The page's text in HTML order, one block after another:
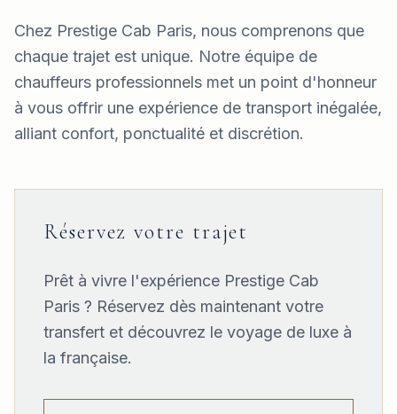
Chez Prestige Cab Paris, nous comprenons que
chaque trajet est unique. Notre équipe de
chauffeurs professionnels met un point d'honneur
à vous offrir une expérience de transport inégalée,
alliant confort, ponctualité et discrétion.
Réservez votre trajet
Prêt à vivre l'expérience Prestige Cab
Paris ? Réservez dès maintenant votre
transfert et découvrez le voyage de luxe à
la française.